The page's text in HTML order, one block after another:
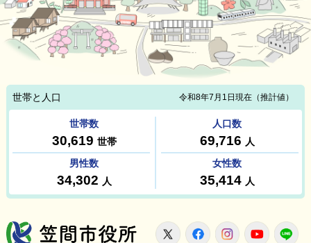
笠間市役所
X FacebookInstagram